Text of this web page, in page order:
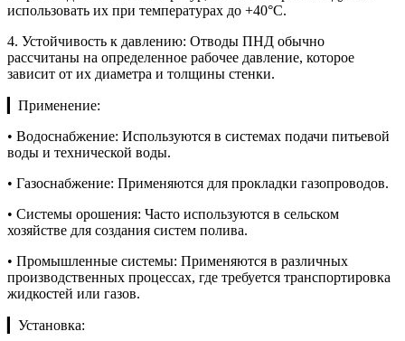
использовать их при температурах до +40°C.
4. Устойчивость к давлению: Отводы ПНД обычно
рассчитаны на определенное рабочее давление, которое
зависит от их диаметра и толщины стенки.
▎Применение:
• Водоснабжение: Используются в системах подачи питьевой
воды и технической воды.
• Газоснабжение: Применяются для прокладки газопроводов.
• Системы орошения: Часто используются в сельском
хозяйстве для создания систем полива.
• Промышленные системы: Применяются в различных
производственных процессах, где требуется транспортировка
жидкостей или газов.
▎Установка: